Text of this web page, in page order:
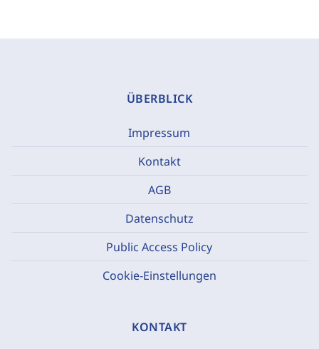
ÜBERBLICK
Impressum
Kontakt
AGB
Datenschutz
Public Access Policy
Cookie-Einstellungen
KONTAKT